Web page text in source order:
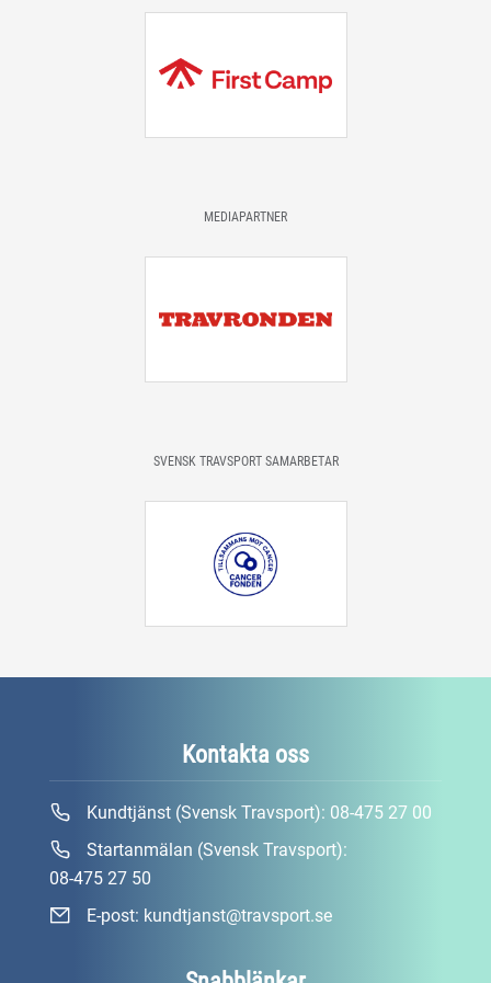
MEDIAPARTNER
SVENSK TRAVSPORT SAMARBETAR
Kontakta oss
Kundtjänst (Svensk Travsport): 08-475 27 00
Startanmälan (Svensk Travsport):
08-475 27 50
E-post: kundtjanst@travsport.se